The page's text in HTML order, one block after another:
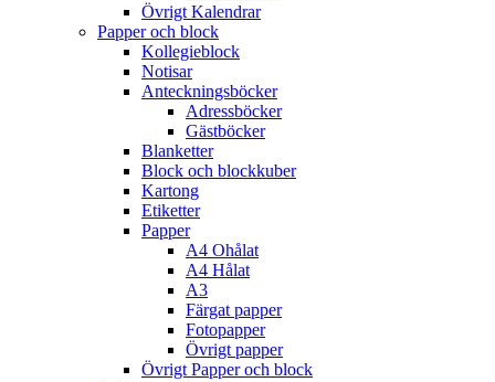
Övrigt Kalendrar
Papper och block
Kollegieblock
Notisar
Anteckningsböcker
Adressböcker
Gästböcker
Blanketter
Block och blockkuber
Kartong
Etiketter
Papper
A4 Ohålat
A4 Hålat
A3
Färgat papper
Fotopapper
Övrigt papper
Övrigt Papper och block